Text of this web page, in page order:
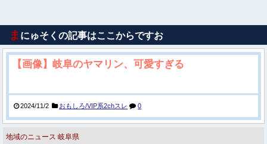
ま にゅそくの記事はここからですお
【画像】岐阜のヤマリン、可愛すぎる
2024/11/2 おもしろ/VIP系2chスレ 0
地域のニュース 岐阜県